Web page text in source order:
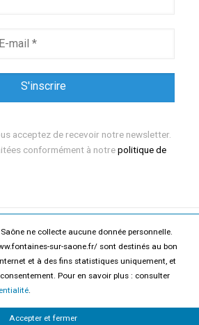
ne collecte aucune donnée personnelle.
sur-saone.fr/ sont destinés au bon
et à des fins statistiques uniquement, et
Pour en savoir plus : consulter
.
Accepter et fermer
acceptez de recevoir notre newsletter.
conformément à notrepolitique de
Politique de confidentialité
Contact
de Fontaines-sur-Saône